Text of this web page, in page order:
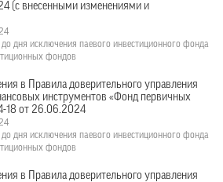
(с внесенными изменениями и
до дня исключения паевого инвестиционного фонда
фондов
в Правила доверительного управления
инструментов «Фонд первичных
18 от 26.06.2024
до дня исключения паевого инвестиционного фонда
фондов
в Правила доверительного управления